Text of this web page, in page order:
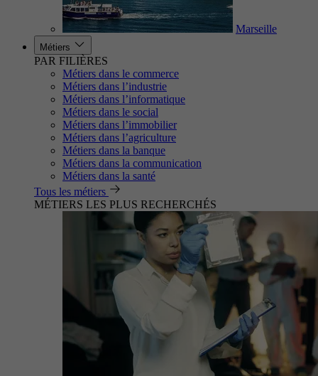
Marseille
Métiers
PAR FILIÈRES
Métiers dans le commerce
Métiers dans l’industrie
Métiers dans l’informatique
Métiers dans le social
Métiers dans l’immobilier
Métiers dans l’agriculture
Métiers dans la banque
Métiers dans la communication
Métiers dans la santé
Tous les métiers
MÉTIERS LES PLUS RECHERCHÉS